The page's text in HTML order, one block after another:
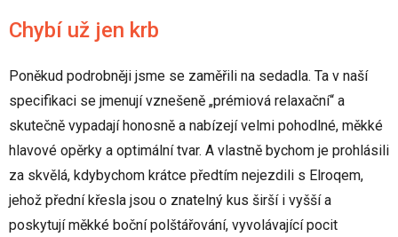
Chybí už jen krb
Poněkud podrobněji jsme se zaměřili na sedadla. Ta v naší
specifikaci se jmenují vznešeně „prémiová relaxační“ a
skutečně vypadají honosně a nabízejí velmi pohodlné, měkké
hlavové opěrky a optimální tvar. A vlastně bychom je prohlásili
za skvělá, kdybychom krátce předtím nejezdili s Elroqem,
jehož přední křesla jsou o znatelný kus širší i vyšší a
poskytují měkké boční polštářování, vyvolávající pocit